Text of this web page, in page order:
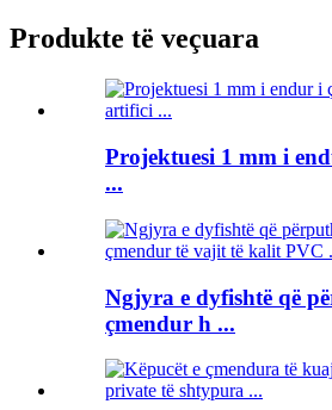
Produkte të veçuara
Projektuesi 1 mm i
...
Ngjyra e dyfishtë që
çmendur h ...